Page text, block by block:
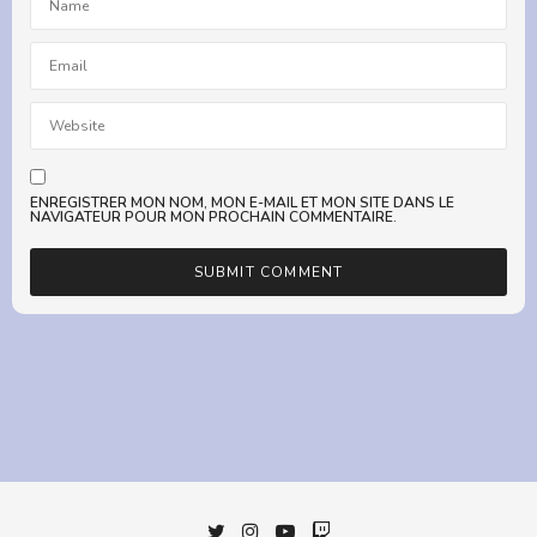
Trop bien !!!
ENREGISTRER MON NOM, MON E-MAIL ET MON SITE DANS LE
NAVIGATEUR POUR MON PROCHAIN COMMENTAIRE.